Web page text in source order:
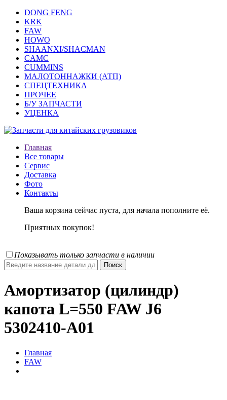
DONG FENG
KRK
FAW
HOWO
SHAANXI/SHACMAN
CAMC
CUMMINS
МАЛОТОННАЖКИ (АТП)
СПЕЦТЕХНИКА
ПРОЧЕЕ
Б/У ЗАПЧАСТИ
УЦЕНКА
Главная
Все товары
Сервис
Доставка
Фото
Контакты
Ваша корзина сейчас пуста, для начала пополните её.
Приятных покупок!
Показывать только запчасти в наличии
Амортизатор (цилиндр)
капота L=550 FAW J6
5302410-А01
Главная
FAW